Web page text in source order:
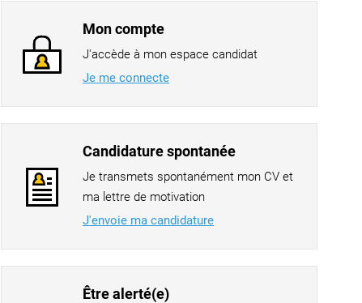
Mon compte
J'accède à mon espace candidat
Je me connecte
Candidature spontanée
Je transmets spontanément mon CV et
ma lettre de motivation
J'envoie ma candidature
Être alerté(e)